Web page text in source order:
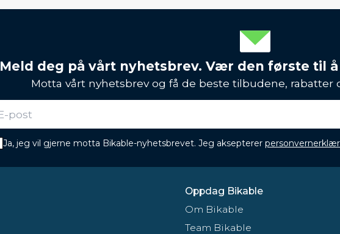
Meld deg på vårt nyhetsbrev. Vær den første til
Motta vårt nyhetsbrev og få de beste tilbudene, rabatter
Ja, jeg vil gjerne motta Bikable-nyhetsbrevet. Jeg aksepterer
Oppdag Bikable
Om Bikable
Team Bikable